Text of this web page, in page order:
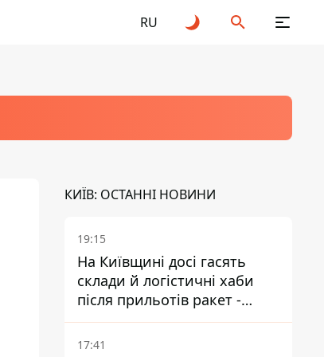
RU
КИЇВ: ОСТАННІ НОВИНИ
19:15
На Київщині досі гасять
склади й логістичні хаби
після прильотів ракет -
ДСНС
17:41